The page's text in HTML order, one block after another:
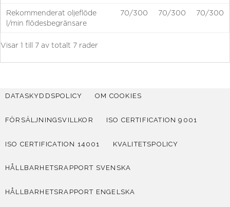
Rekommenderat oljeflöde
l/min flödesbegränsare
70/300 70/300 70/300
Visar 1 till 7 av totalt 7 rader
DATASKYDDSPOLICY OM COOKIES
FÖRSÄLJNINGSVILLKOR ISO CERTIFICATION 9001
ISO CERTIFICATION 14001 KVALITETSPOLICY
HÅLLBARHETSRAPPORT SVENSKA
HÅLLBARHETSRAPPORT ENGELSKA